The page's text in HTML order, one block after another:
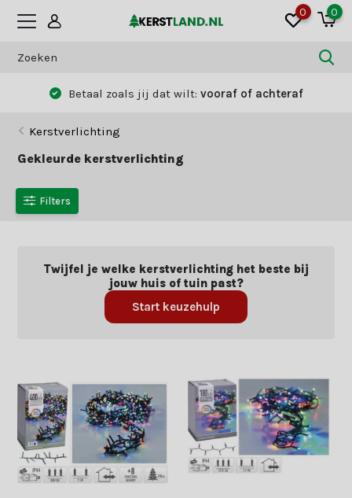
0 0
Betaal zoals jij dat wilt: vooraf of achteraf
Kerstverlichting
Gekleurde kerstverlichting
Filters
Twijfel je welke kerstverlichting het beste bij
jouw huis of tuin past?
Start keuzehulp